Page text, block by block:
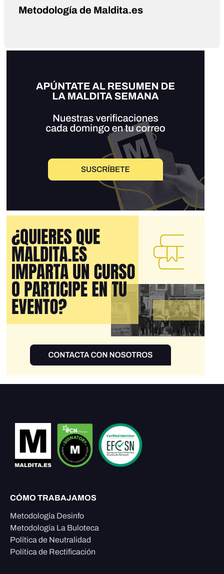
Metodología de Maldita.es
CÓMO TRABAJAMOS
Metodología Desinfo
Metodología La Buloteca
Política de Neutralidad
Política de Rectificación